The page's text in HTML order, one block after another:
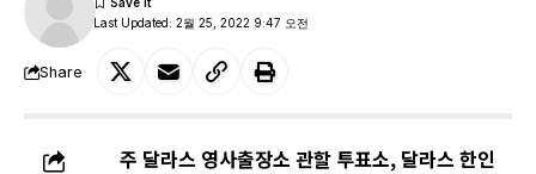
Last Updated: 2월 25, 2022 9:47 오전
Share
주 달라스 영사출장소 관할 투표소, 달라스 한인